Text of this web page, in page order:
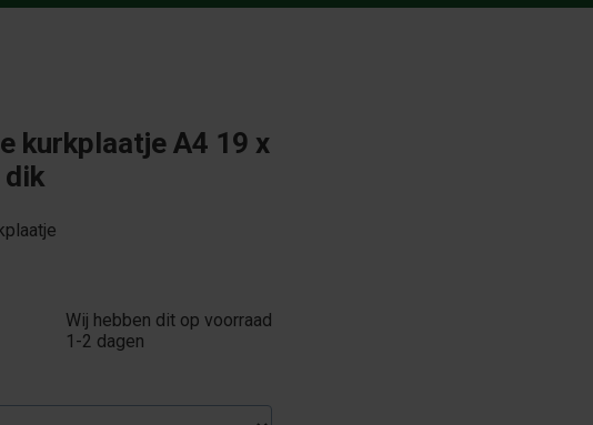
kurkplaatje A4 19 x
dik
Wij hebben dit op voorraad
1-2 dagen